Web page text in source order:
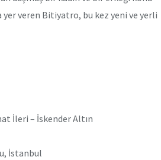
veren Bitiyatro, bu kez yeni ve yerli
İleri – İskender Altın
İstanbul